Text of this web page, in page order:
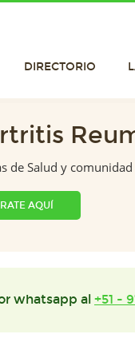
DIRECTORIO
de Salud y
AQUÍ
whatsapp al +51 -